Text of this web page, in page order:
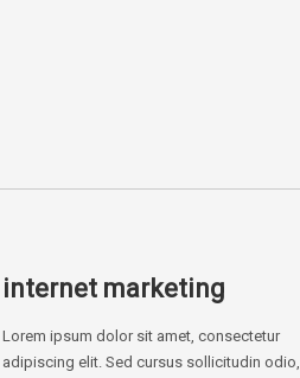
internet marketing
Lorem ipsum dolor sit amet, consectetur
adipiscing elit. Sed cursus sollicitudin odio,